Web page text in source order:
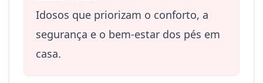
Idosos que priorizam o conforto, a
segurança e o bem-estar dos pés em
casa.